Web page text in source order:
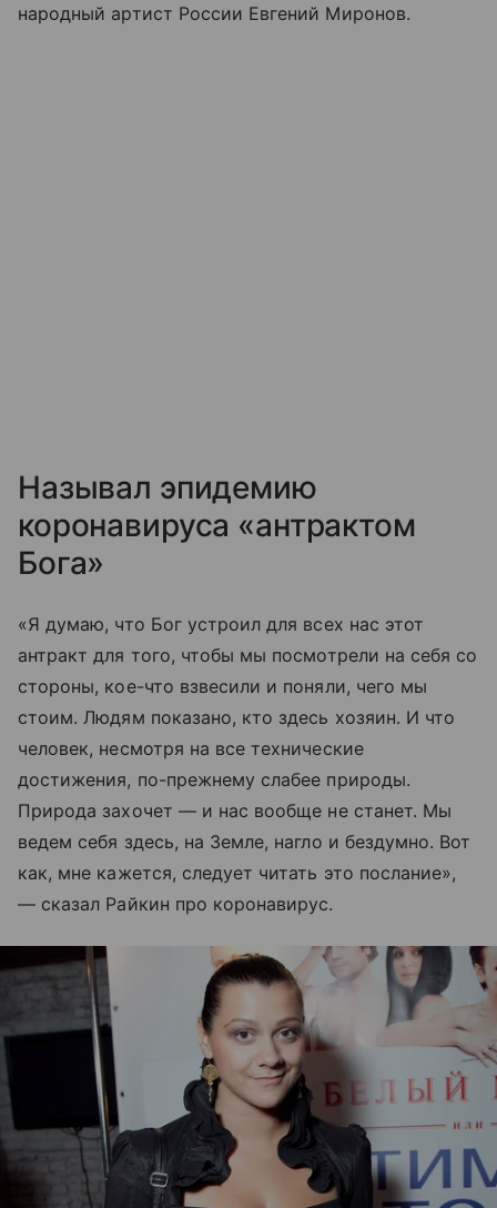
народный артист России Евгений Миронов.
Называл эпидемию
коронавируса «антрактом
Бога»
«Я думаю, что Бог устроил для всех нас этот
антракт для того, чтобы мы посмотрели на себя со
стороны, кое-что взвесили и поняли, чего мы
стоим. Людям показано, кто здесь хозяин. И что
человек, несмотря на все технические
достижения, по-прежнему слабее природы.
Природа захочет — и нас вообще не станет. Мы
ведем себя здесь, на Земле, нагло и бездумно. Вот
как, мне кажется, следует читать это послание»,
— сказал Райкин про коронавирус.